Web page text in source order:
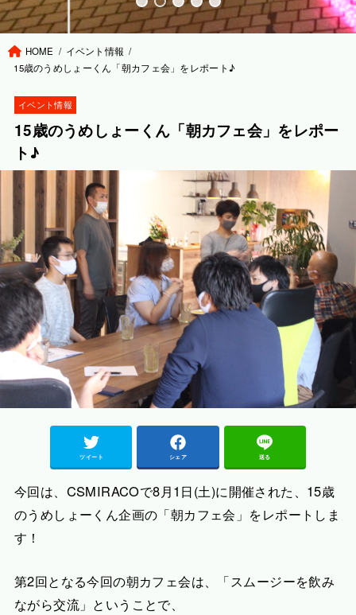
HOME
イベント情報
15歳のうめしょーくん「朝カフェ会」をレポート♪
イベント情報
15歳のうめしょーくん「朝カフェ会」をレポー
ト♪
ツイート シェア 送る
今回は、CSMIRACOで8月1日(土)に開催された、15歳
のうめしょーくん企画の「朝カフェ会」をレポートしま
す！
第2回となる今回の朝カフェ会は、「スムージーを飲み
ながら交流」ということで、